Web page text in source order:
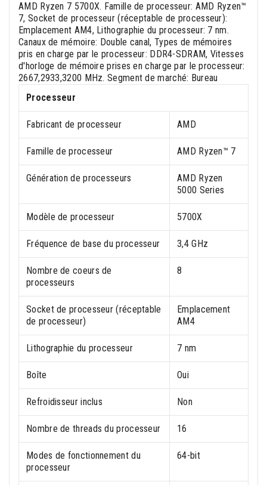
AMD Ryzen 7 5700X. Famille de processeur: AMD Ryzen™
7, Socket de processeur (réceptable de processeur):
Emplacement AM4, Lithographie du processeur: 7 nm.
Canaux de mémoire: Double canal, Types de mémoires
pris en charge par le processeur: DDR4-SDRAM, Vitesses
d'horloge de mémoire prises en charge par le processeur:
2667,2933,3200 MHz. Segment de marché: Bureau
Processeur
Fabricant de processeur AMD
Famille de processeur AMD Ryzen™ 7
Génération de processeurs
AMD Ryzen
5000 Series
Modèle de processeur 5700X
Fréquence de base du processeur 3,4 GHz
Nombre de coeurs de
processeurs
8
Socket de processeur (réceptable
de processeur)
Emplacement
AM4
Lithographie du processeur 7 nm
Boîte Oui
Refroidisseur inclus Non
Nombre de threads du processeur 16
Modes de fonctionnement du
processeur
64-bit